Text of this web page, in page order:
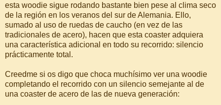
esta woodie sigue rodando bastante bien pese al clima seco
de la región en los veranos del sur de Alemania. Ello,
sumado al uso de ruedas de caucho (en vez de las
tradicionales de acero), hacen que esta coaster adquiera
una característica adicional en todo su recorrido: silencio
prácticamente total.
Creedme si os digo que choca muchísimo ver una woodie
completando el recorrido con un silencio semejante al de
una coaster de acero de las de nueva generación: